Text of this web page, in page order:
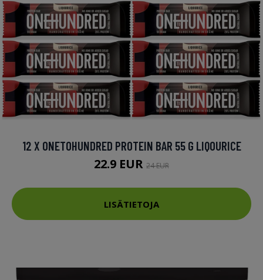
12 X ONETOHUNDRED PROTEIN BAR 55 G LIQOURICE
22.9 EUR 24 EUR
LISÄTIETOJA